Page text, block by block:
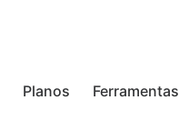
Planos Ferramentas